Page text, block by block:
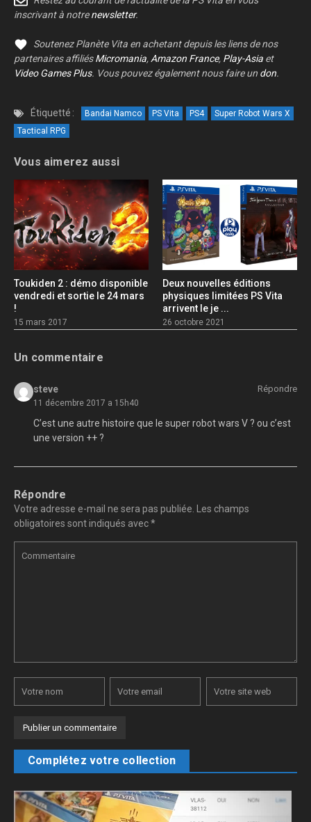
inscrivant à notrenewsletter.
Soutenez Planète Vita en achetant depuis les liens de nos
partenaires affiliésMicromania,Amazon France, Play-Asia et
Video Games Plus. Vous pouvez également nous faire un don.
Étiquetté : Bandai Namco PS Vita PS4
Super Robot Wars X
Tactical RPG
Vous aimerez aussi
Toukiden 2 : démo disponible
vendredi et sortie le 24 mars
!
15 mars 2017
Deux nouvelles éditions
physiques limitées PS Vita
arrivent le je ...
26 octobre 2021
Un commentaire
steve
11 décembre 2017 a 15h40
Répondre
C’est une autre histoire que le super robot wars V ? ou c’est
une version ++ ?
Répondre
Votre adresse e-mail ne sera pas publiée.
Les champs
obligatoires sont indiqués avec*
Complétez votre collection